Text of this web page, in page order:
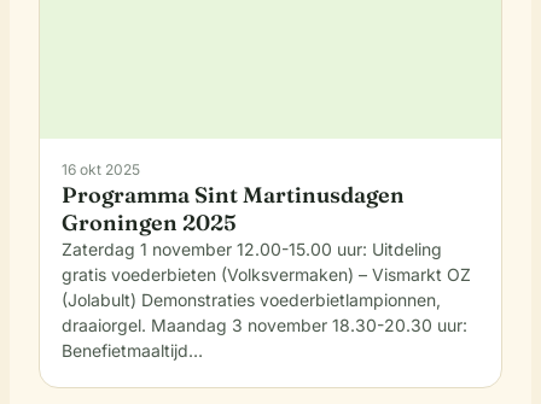
16 okt 2025
Programma Sint Martinusdagen
Groningen 2025
Zaterdag 1 november 12.00-15.00 uur: Uitdeling
gratis voederbieten (Volksvermaken) – Vismarkt OZ
(Jolabult) Demonstraties voederbietlampionnen,
draaiorgel. Maandag 3 november 18.30-20.30 uur:
Benefietmaaltijd…